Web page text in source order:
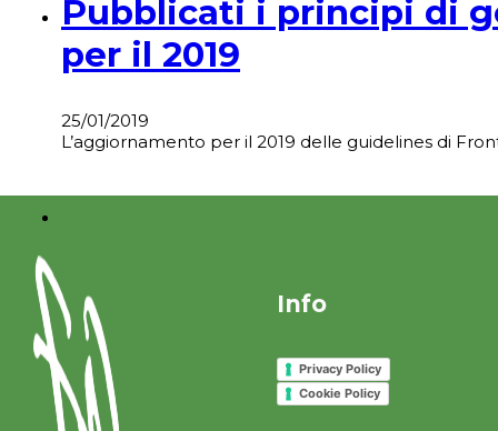
Pubblicati i principi di
per il 2019
25/01/2019
L’aggiornamento per il 2019 delle guidelines di
Info
Privacy Policy
Cookie Policy